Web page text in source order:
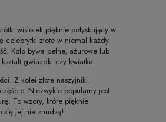
wisiorek pięknie połyskujący w
celebrytki złote w niemal każdy
Koło bywa pełne, ażurowe lub
gwiazdki czy kwiatka.
Z kolei złote naszyjniki
Niezwykle popularny jest
To wzory, które pięknie
się jej nie znudzą!